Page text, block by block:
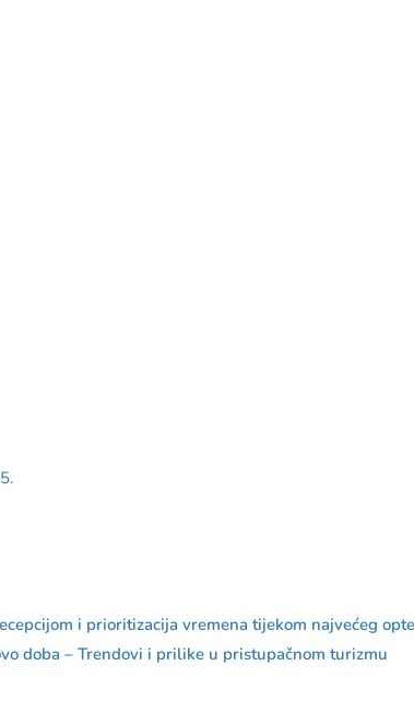
i prioritizacija vremena tijekom najvećeg
doba – Trendovi i prilike u pristupačnom turizmu